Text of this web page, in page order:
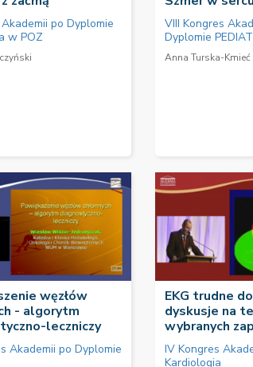
po Dyplomie
w POZ
VIII Kongres
Dyplomie
Anna Turska-Kmieć
węzłów
- algorytm
leczniczy
Akademii po Dyplomie
EKG trudne
dyskusje na
wybranych
IV Kongres
Kardiologia